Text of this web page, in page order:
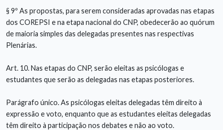
§ 9º As propostas, para serem consideradas aprovadas nas etapas
dos COREPSI e na etapa nacional do CNP, obedecerão ao quórum
de maioria simples das delegadas presentes nas respectivas
Plenárias.
Art. 10. Nas etapas do CNP, serão eleitas as psicólogas e
estudantes que serão as delegadas nas etapas posteriores.
Parágrafo único. As psicólogas eleitas delegadas têm direito à
expressão e voto, enquanto que as estudantes eleitas delegadas
têm direito à participação nos debates e não ao voto.